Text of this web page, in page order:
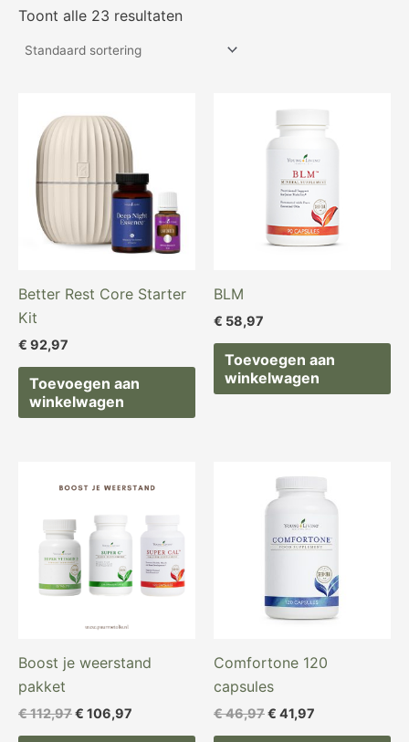
Toont alle 23 resultaten
Better Rest Core Starter
Kit
€ 92,97
Toevoegen aan
winkelwagen
BLM
€ 58,97
Toevoegen aan
winkelwagen
Boost je weerstand
pakket
€112,97
prijs
€ 112,97.
€ 106,97
prijs
€ 106,97.
Comfortone 120
capsules
€46,97
prijs
was:
€ 46,97.
€ 41,97
is: